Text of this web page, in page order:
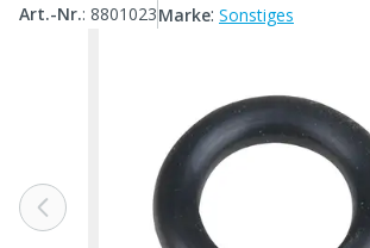
Art.-Nr.: 8801023Marke: Sonstiges